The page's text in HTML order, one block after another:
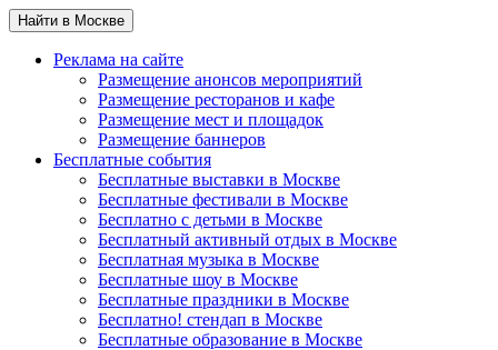
Найти в Москве
Реклама на сайте
Размещение анонсов мероприятий
Размещение ресторанов и кафе
Размещение мест и площадок
Размещение баннеров
Бесплатные события
Бесплатные выставки в Москве
Бесплатные фестивали в Москве
Бесплатно с детьми в Москве
Бесплатный активный отдых в Москве
Бесплатная музыка в Москве
Бесплатные шоу в Москве
Бесплатные праздники в Москве
Бесплатно! стендап в Москве
Бесплатные образование в Москве